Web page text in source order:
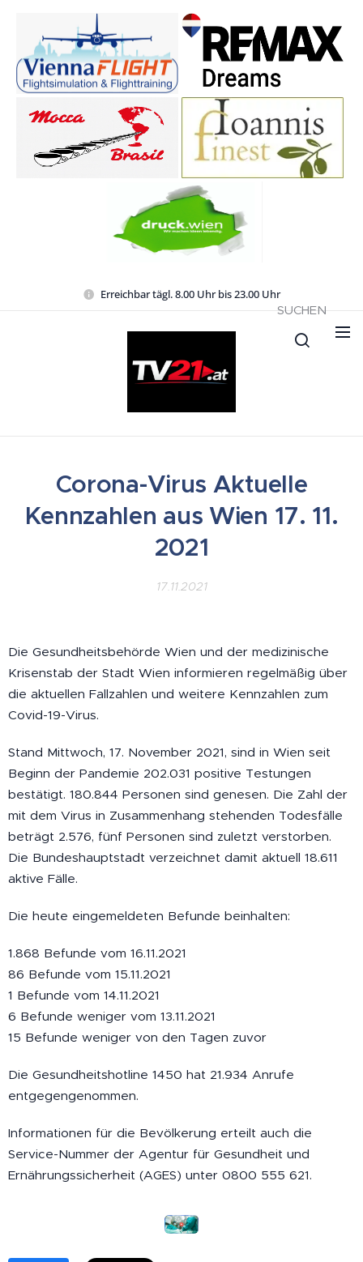
Erreichbar tägl. 8.00 Uhr bis 23.00 Uhr
SUCHEN
Corona-Virus Aktuelle
Kennzahlen aus Wien 17. 11.
2021
17.11.2021
Die Gesundheitsbehörde Wien und der medizinische
Krisenstab der Stadt Wien informieren regelmäßig über
die aktuellen Fallzahlen und weitere Kennzahlen zum
Covid-19-Virus.
Stand Mittwoch, 17. November 2021, sind in Wien seit
Beginn der Pandemie 202.031 positive Testungen
bestätigt. 180.844 Personen sind genesen. Die Zahl der
mit dem Virus in Zusammenhang stehenden Todesfälle
beträgt 2.576, fünf Personen sind zuletzt verstorben.
Die Bundeshauptstadt verzeichnet damit aktuell 18.611
aktive Fälle.
Die heute eingemeldeten Befunde beinhalten:
1.868 Befunde vom 16.11.2021
86 Befunde vom 15.11.2021
1 Befunde vom 14.11.2021
6 Befunde weniger vom 13.11.2021
15 Befunde weniger von den Tagen zuvor
Die Gesundheitshotline 1450 hat 21.934 Anrufe
entgegengenommen.
Informationen für die Bevölkerung erteilt auch die
Service-Nummer der Agentur für Gesundheit und
Ernährungssicherheit (AGES) unter 0800 555 621.